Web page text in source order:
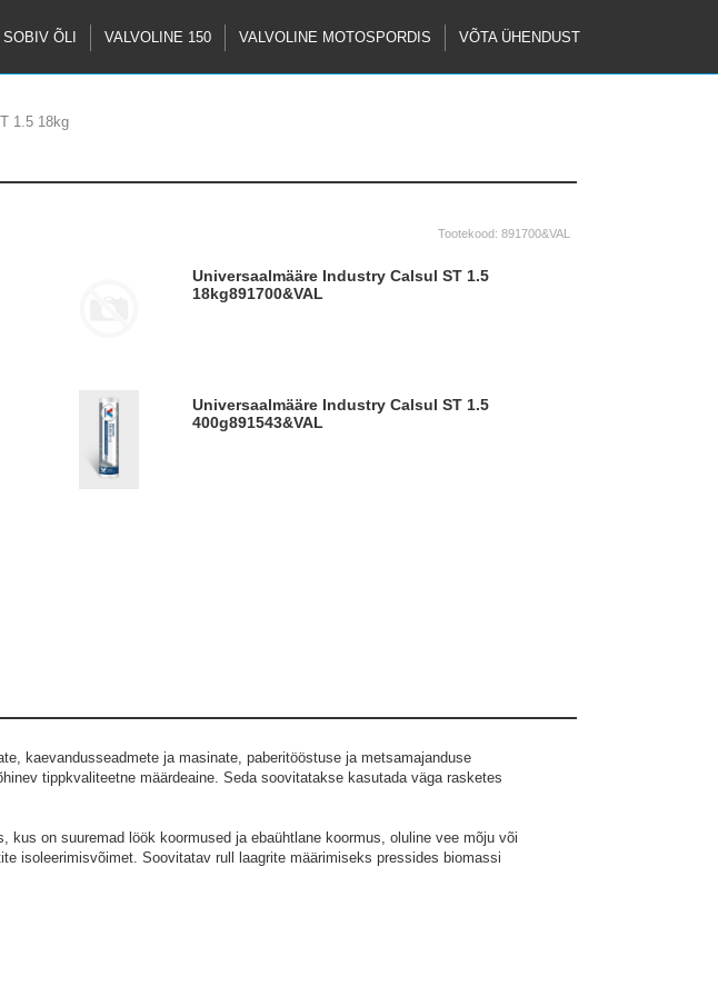
SOBIV ÕLI VALVOLINE 150 VALVOLINE MOTOSPORDIS VÕTA ÜHENDUST
1.5 18kg
Tootekood: 891700&VAL
Universaalmääre Industry Calsul ST 1.5
18kg891700&VAL
Universaalmääre Industry Calsul ST 1.5
400g891543&VAL
kaevandusseadmete ja masinate, paberitööstuse ja metsamajanduse
tippkvaliteetne määrdeaine. Seda soovitatakse kasutada väga rasketes
on suuremad löök koormused ja ebaühtlane koormus, oluline vee mõju või
isoleerimisvõimet. Soovitatav rull laagrite määrimiseks pressides biomassi